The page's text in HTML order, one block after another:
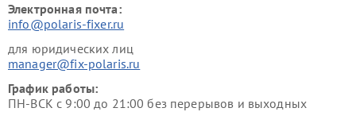
Электронная почта:
info@polaris-fixer.ru
для юридических лиц
manager@fix-polaris.ru
График работы:
ПН-ВСК с 9:00 до 21:00 без перерывов и выходных